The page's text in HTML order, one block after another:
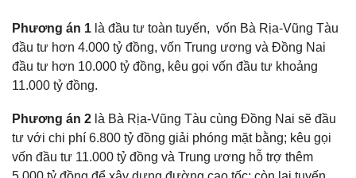
Phương án 1 là đầu tư toàn tuyến, vốn Bà Rịa-Vũng Tàu
đầu tư hơn 4.000 tỷ đồng, vốn Trung ương và Đồng Nai
đầu tư hơn 10.000 tỷ đồng, kêu gọi vốn đầu tư khoảng
11.000 tỷ đồng.
Phương án 2 là Bà Rịa-Vũng Tàu cùng Đồng Nai sẽ đầu
tư với chi phí 6.800 tỷ đồng giải phóng mặt bằng; kêu gọi
vốn đầu tư 11.000 tỷ đồng và Trung ương hỗ trợ thêm